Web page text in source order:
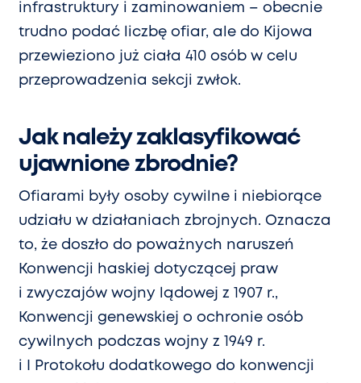
infrastruktury i zaminowaniem – obecnie
trudno podać liczbę ofiar, ale do Kijowa
przewieziono już ciała 410 osób w celu
przeprowadzenia sekcji zwłok.
Jak należy zaklasyfikować
ujawnione zbrodnie?
Ofiarami były osoby cywilne i niebiorące
udziału w działaniach zbrojnych. Oznacza
to, że doszło do poważnych naruszeń
Konwencji haskiej dotyczącej praw
i zwyczajów wojny lądowej z 1907 r.,
Konwencji genewskiej o ochronie osób
cywilnych podczas wojny z 1949 r.
i I Protokołu dodatkowego do konwencji